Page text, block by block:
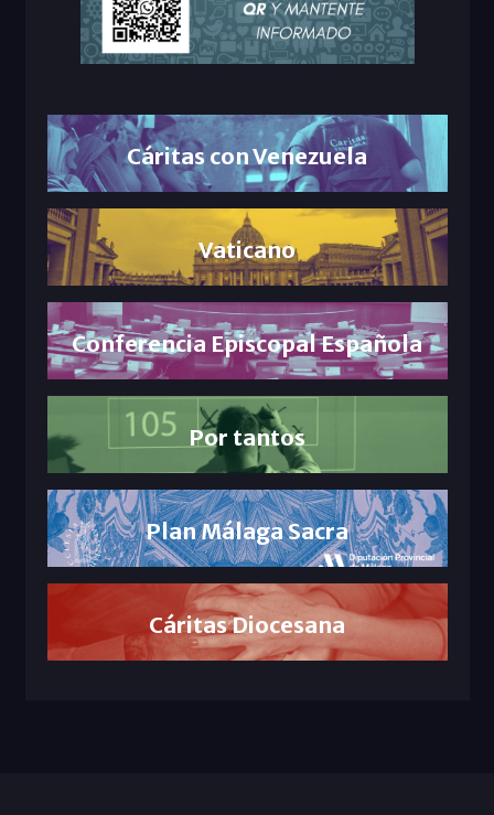
Cáritas con Venezuela
Vaticano
Conferencia Episcopal Española
Por tantos
Plan Málaga Sacra
Cáritas Diocesana